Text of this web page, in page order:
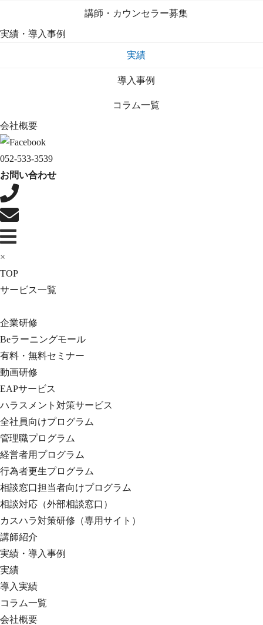
講師・カウンセラー募集
実績・導入事例
実績
導入事例
コラム一覧
会社概要
052-533-3539
お問い合わせ
×
TOP
サービス一覧
企業研修
Beラーニングモール
有料・無料セミナー
動画研修
EAPサービス
ハラスメント対策サービス
全社員向けプログラム
管理職プログラム
経営者用プログラム
行為者更生プログラム
相談窓口担当者向けプログラム
相談対応（外部相談窓口）
カスハラ対策研修（専用サイト）
講師紹介
実績・導入事例
実績
導入実績
コラム一覧
会社概要